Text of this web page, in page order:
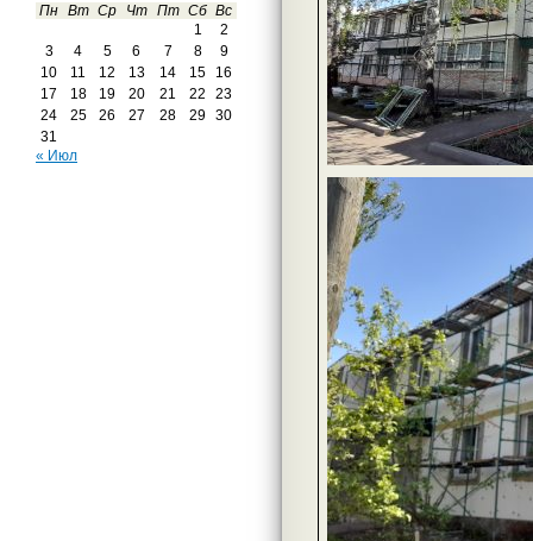
Пн Вт Ср Чт Пт Сб Вс
1
2
3
4 5 6 7 8
9
10
11 12 13 14 15
16
17
18 19 20 21 22
23
24
25 26 27 28 29
30
31
« Июл